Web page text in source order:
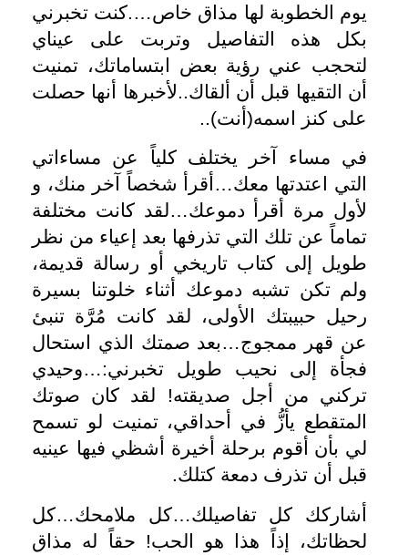
يوم الخطوبة لها مذاق خاص….كنت تخبرني
بكل هذه التفاصيل وتربت على عيناي
لتحجب عني رؤية بعض ابتساماتك، تمنيت
أن التقيها قبل أن ألقاك..لأخبرها أنها حصلت
على كنز اسمه(أنت)..
في مساء آخر يختلف كلياً عن مساءاتي
التي اعتدتها معك…أقرأ شخصاً آخر منك، و
لأول مرة أقرأ دموعك…لقد كانت مختلفة
تماماً عن تلك التي تذرفها بعد إعياء من نظر
طويل إلى كتاب تاريخي أو رسالة قديمة،
ولم تكن تشبه دموعك أثناء خلوتنا بسيرة
رحيل حبيبتك الأولى، لقد كانت مُرَّة تنبئ
عن قهر ممجوج…بعد صمتك الذي استحال
فجأة إلى نحيب طويل تخبرني:…وحيدي
تركني من أجل صديقته! لقد كان صوتك
المتقطع يأزُّ في أحداقي، تمنيت لو تسمح
لي بأن أقوم برحلة أخيرة أشظي فيها عينيه
قبل أن تذرف دمعة كتلك.
أشاركك كل تفاصيلك…كل ملامحك…كل
لحظاتك، إذاً هذا هو الحب! حقاً له مذاق